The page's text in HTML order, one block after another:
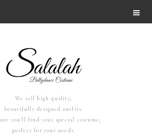
We sell high quality,
beautifully designed outfits.
you'll find your special costume,
perfect for your needs.